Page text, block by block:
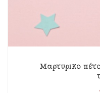
Μαρτυρικό